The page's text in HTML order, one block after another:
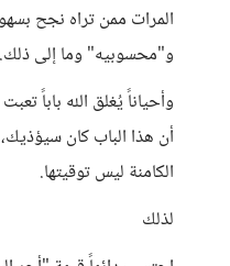
المرات ممن تراه نجح
و"محسوبيه" وما إلى
وأحياناً يُغلق الله باباً
أن هذا الباب كان
الكامنة ليس توقيتها.
لذلك